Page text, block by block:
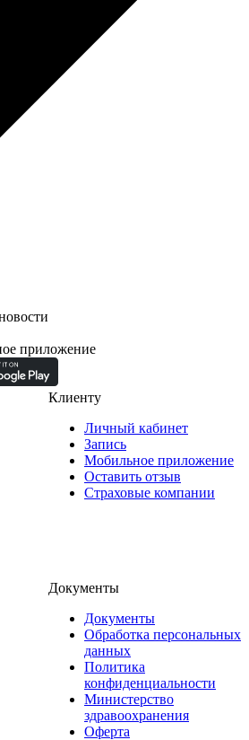
приложение
Клиенту
Личный кабинет
Запись
Мобильное приложение
Оставить отзыв
Страховые компании
Документы
Документы
Обработка персональных
данных
Политика
конфиденциальности
Министерство
здравоохранения
Оферта